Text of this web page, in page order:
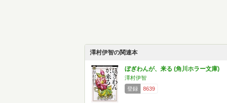
澤村伊智の関連本
ぼぎわんが、来る (角川ホラー文庫)
澤村伊智
登録
8639